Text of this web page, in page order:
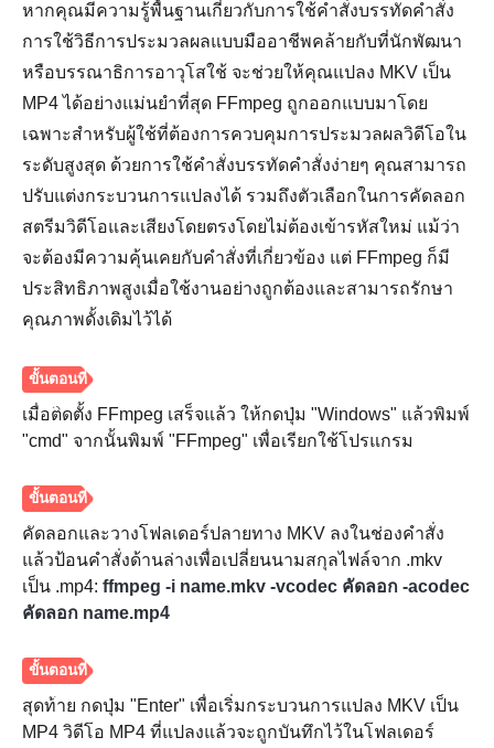
ขั้นตอนที่
หากคุณมีความรู้พื้นฐานเกี่ยวกับการใช้คำสั่งบรรทัดคำสั่ง
การใช้วิธีการประมวลผลแบบมืออาชีพคล้ายกับที่นักพัฒนา
หรือบรรณาธิการอาวุโสใช้ จะช่วยให้คุณแปลง MKV เป็น
MP4 ได้อย่างแม่นยำที่สุด FFmpeg ถูกออกแบบมาโดย
เฉพาะสำหรับผู้ใช้ที่ต้องการควบคุมการประมวลผลวิดีโอใน
ระดับสูงสุด ด้วยการใช้คำสั่งบรรทัดคำสั่งง่ายๆ คุณสามารถ
ปรับแต่งกระบวนการแปลงได้ รวมถึงตัวเลือกในการคัดลอก
สตรีมวิดีโอและเสียงโดยตรงโดยไม่ต้องเข้ารหัสใหม่ แม้ว่า
จะต้องมีความคุ้นเคยกับคำสั่งที่เกี่ยวข้อง แต่ FFmpeg ก็มี
ประสิทธิภาพสูงเมื่อใช้งานอย่างถูกต้องและสามารถรักษา
คุณภาพดั้งเดิมไว้ได้
เมื่อติดตั้ง FFmpeg เสร็จแล้ว ให้กดปุ่ม "Windows" แล้วพิมพ์
"cmd" จากนั้นพิมพ์ "FFmpeg" เพื่อเรียกใช้โปรแกรม
คัดลอกและวางโฟลเดอร์ปลายทาง MKV ลงในช่องคำสั่ง
แล้วป้อนคำสั่งด้านล่างเพื่อเปลี่ยนนามสกุลไฟล์จาก .mkv
เป็น .mp4: ffmpeg -i name.mkv -vcodec คัดลอก -acodec
คัดลอก name.mp4
สุดท้าย กดปุ่ม "Enter" เพื่อเริ่มกระบวนการแปลง MKV เป็น
MP4 วิดีโอ MP4 ที่แปลงแล้วจะถูกบันทึกไว้ในโฟลเดอร์